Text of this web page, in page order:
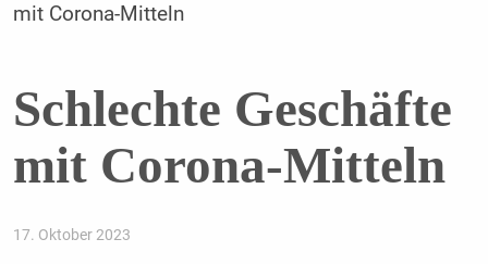
mit Corona-Mitteln
Schlechte Geschäfte
mit Corona-Mitteln
17. Oktober 2023